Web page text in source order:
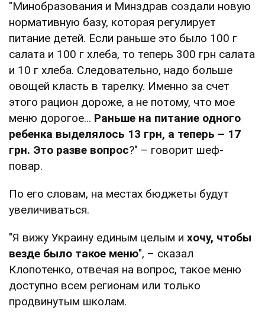
"Минобразования и Минздрав создали новую
нормативную базу, которая регулирует
питание детей. Если раньше это было 100 г
салата и 100 г хлеба, то теперь 300 грн салата
и 10 г хлеба. Следовательно, надо больше
овощей класть в тарелку. Именно за счет
этого рацион дороже, а не потому, что мое
меню дорогое... Раньше на питание одного
ребенка выделялось 13 грн, а теперь – 17
грн. Это разве вопрос?" – говорит шеф-
повар.
По его словам, на местах бюджеты будут
увеличиваться.
"Я вижу Украину единым целым и хочу, чтобы
везде было такое меню", – сказал
Клопотенко, отвечая на вопрос, такое меню
доступно всем регионам или только
продвинутым школам.